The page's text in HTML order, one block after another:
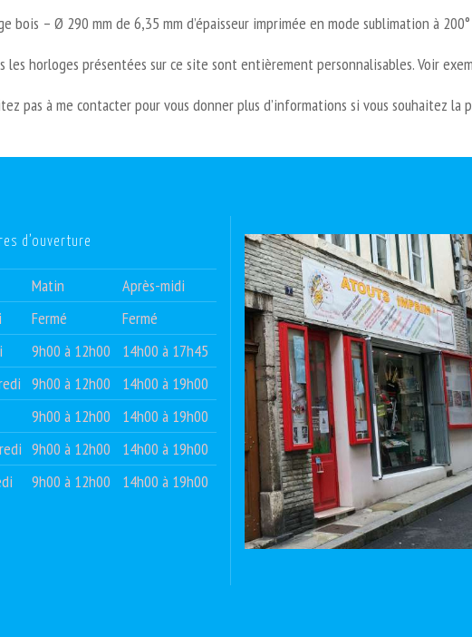
bois – Ø 290 mm de 6,35 mm d’épaisseur imprimée en mode sublimation à
les horloges présentées sur ce site sont entièrement personnalisables. Voir
pas à me contacter pour vous donner plus d’informations si vous souhaitez la
d’ouverture
Matin
Après-midi
Fermé
Fermé
9h00 à 12h00
14h00 à 17h45
9h00 à 12h00
14h00 à 19h00
9h00 à 12h00
14h00 à 19h00
9h00 à 12h00
14h00 à 19h00
9h00 à 12h00 14h00 à 19h00